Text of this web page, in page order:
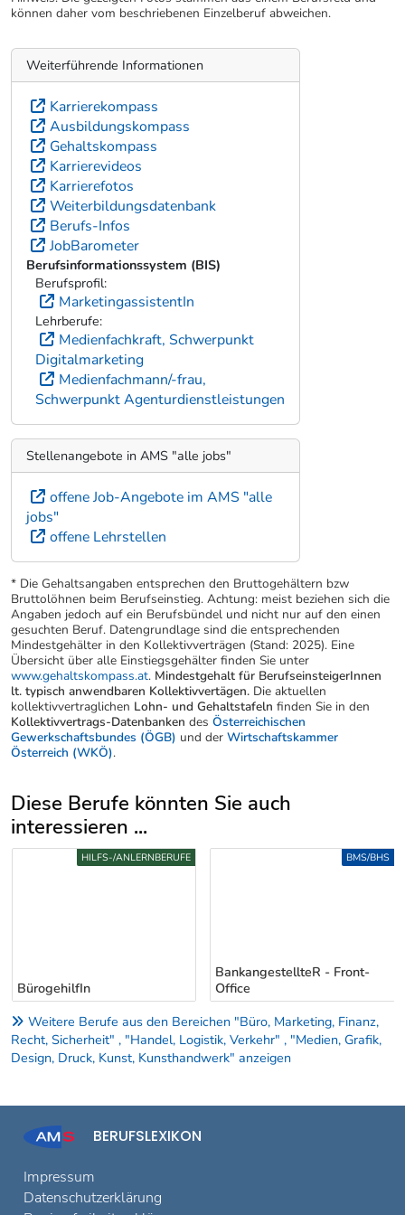
können daher vom beschriebenen Einzelberuf abweichen.
Weiterführende Informationen
Karrierekompass
Ausbildungskompass
Gehaltskompass
Karrierevideos
Karrierefotos
Weiterbildungsdatenbank
Berufs-Infos
JobBarometer
Berufsinformationssystem (BIS)
Berufsprofil:
MarketingassistentIn
Lehrberufe:
Medienfachkraft, Schwerpunkt
Digitalmarketing
Medienfachmann/-frau,
Schwerpunkt Agenturdienstleistungen
Stellenangebote in AMS "alle jobs"
offene Job-Angebote im AMS "alle
jobs"
offene Lehrstellen
* Die Gehaltsangaben entsprechen den Bruttogehältern bzw
Bruttolöhnen beim Berufseinstieg. Achtung: meist beziehen sich die
Angaben jedoch auf ein Berufsbündel und nicht nur auf den einen
gesuchten Beruf. Datengrundlage sind die entsprechenden
Mindestgehälter in den Kollektivverträgen (Stand: 2025). Eine
Übersicht über alle Einstiegsgehälter finden Sie unter
www.gehaltskompass.at. Mindestgehalt für BerufseinsteigerInnen
lt. typisch anwendbaren Kollektivvertägen. Die aktuellen
kollektivvertraglichen Lohn- und Gehaltstafeln finden Sie in den
Kollektivvertrags-Datenbanken des Österreichischen
Gewerkschaftsbundes (ÖGB) und der Wirtschaftskammer
Österreich (WKÖ).
Diese Berufe könnten Sie auch
interessieren ...
Uber weitere Berufsvorschläge
BürogehilfIn
HILFS-/ANLERNBERUFE
BankangestellteR - Front-
Office
BMS/BHS
Weitere Berufe aus den Bereichen "Büro, Marketing, Finanz,
Recht, Sicherheit" , "Handel, Logistik, Verkehr" , "Medien, Grafik,
Design, Druck, Kunst, Kunsthandwerk" anzeigen
BERUFSLEXIKON
Impressum
Datenschutzerklärung